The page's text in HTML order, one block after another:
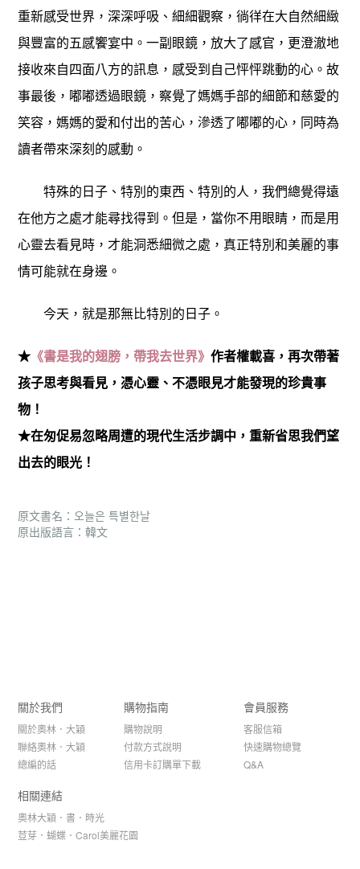
重新感受世界，深深呼吸、細細觀察，徜徉在大自然細緻
與豐富的五感饗宴中。一副眼鏡，放大了感官，更澄澈地
接收來自四面八方的訊息，感受到自己怦怦跳動的心。故
事最後，嘟嘟透過眼鏡，察覺了媽媽手部的細節和慈愛的
笑容，媽媽的愛和付出的苦心，滲透了嘟嘟的心，同時為
讀者帶來深刻的感動。
特殊的日子、特別的東西、特別的人，我們總覺得遠
在他方之處才能尋找得到。但是，當你不用眼睛，而是用
心靈去看見時，才能洞悉細微之處，真正特別和美麗的事
情可能就在身邊。
今天，就是那無比特別的日子。
★ 《書是我的翅膀，帶我去世界》作者權載喜，再次帶著
孩子思考與看見，憑心靈、不憑眼見才能發現的珍貴事
物！
★在匆促易忽略周遭的現代生活步調中，重新省思我們望
出去的眼光！
原文書名：오늘은 특별한날
原出版語言：韓文
關於我們
關於奧林．大穎
聯絡奧林．大穎
總編的話
購物指南
購物說明
付款方式說明
信用卡訂購單下載
會員服務
客服信箱
快速購物總覽
Q&A
相關連結
奧林大穎．書．時光
荳芽．蝴蝶．Carol美麗花園